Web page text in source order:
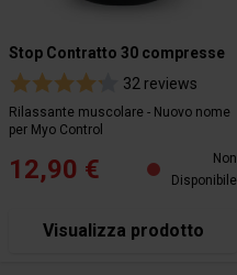
Stop Contratto 30 compresse
32 reviews
Rilassante muscolare - Nuovo nome
per Myo Control
12,90 €
Non
Disponibile
Visualizza prodotto